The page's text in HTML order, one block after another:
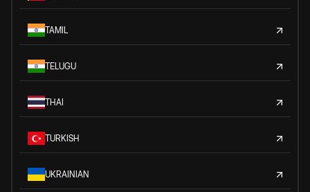
TAMIL
TELUGU
THAI
TURKISH
UKRAINIAN